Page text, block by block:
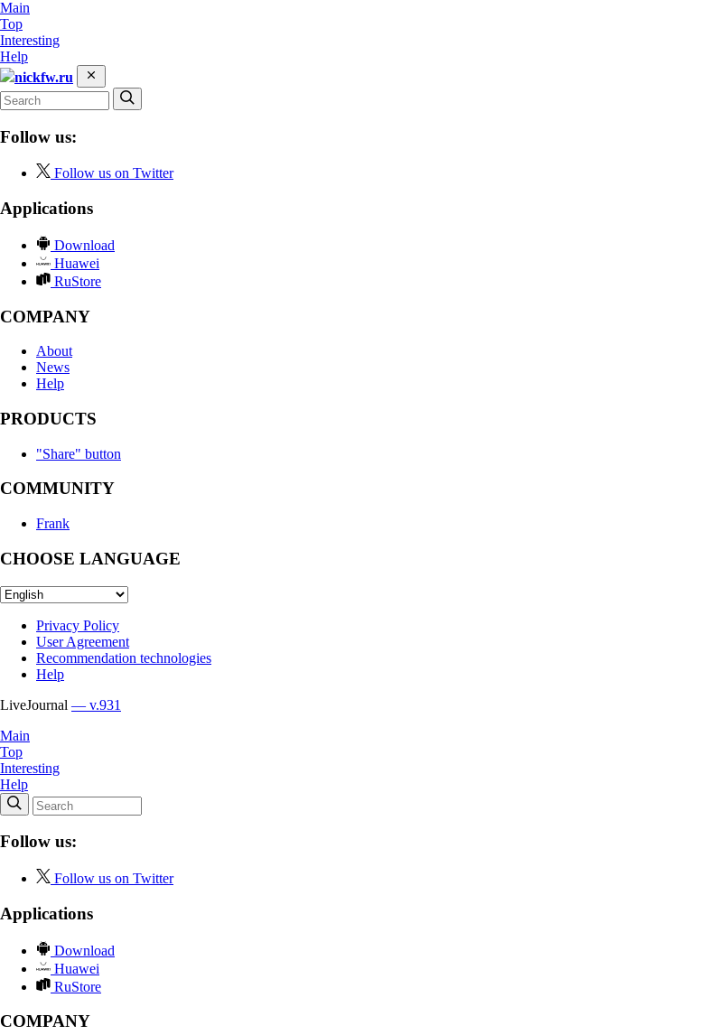
Main
Top
Interesting
Help
nickfw.ru
Follow us:
Follow us on Twitter
Applications
Download
Huawei
RuStore
COMPANY
About
News
Help
PRODUCTS
"Share" button
COMMUNITY
Frank
CHOOSE LANGUAGE
Privacy Policy
User Agreement
Recommendation technologies
Help
LiveJournal — v.931
Main
Top
Interesting
Help
Follow us:
Follow us on Twitter
Applications
Download
Huawei
RuStore
COMPANY